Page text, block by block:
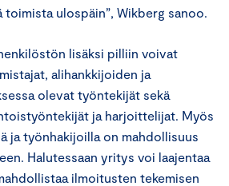
toimista ulospäin”, Wikberg sanoo.
lisäksi pilliin voivat
alihankkijoiden ja
olevat työntekijät sekä
ja harjoittelijat. Myös
ja työnhakijoilla on mahdollisuus
Halutessaan yritys voi laajentaa
ilmoitusten tekemisen